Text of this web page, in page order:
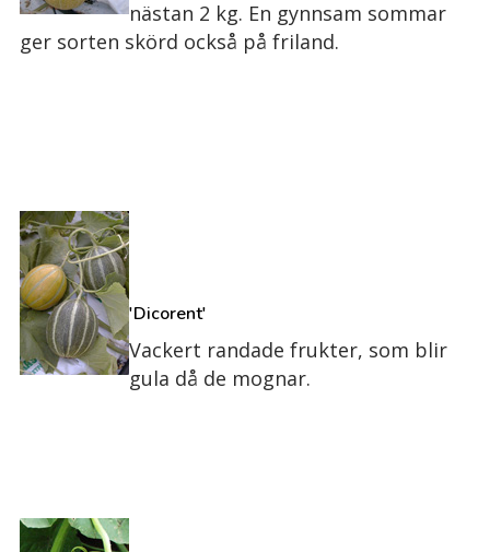
nästan 2 kg. En gynnsam sommar
ger sorten skörd också på friland.
'Dicorent'
Vackert randade frukter, som blir
gula då de mognar.